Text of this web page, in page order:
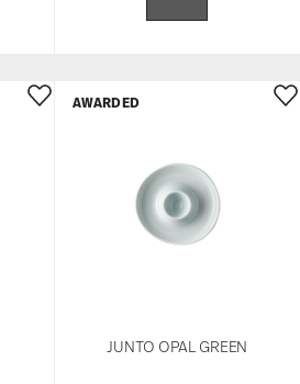
JUNTO OPAL GREEN
AWARDED